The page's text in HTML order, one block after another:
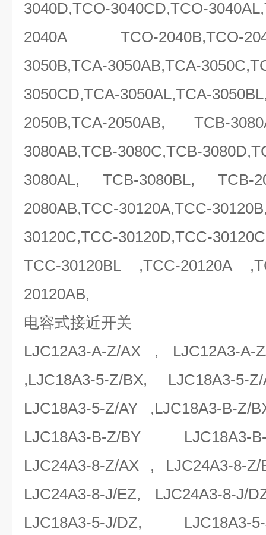
3040D,TCO-3040CD,TCO-
2040A TCO-2040B,TCO-
3050B,TCA-3050AB,TCA-
3050CD,TCA-3050AL,TCA-
2050B,TCA-2050AB, TCB-
3080AB,TCB-3080C,TCB-
3080AL, TCB-3080BL, TCB-
2080AB,TCC-30120A,TCC-
30120C,TCC-30120D,TCC-
TCC-30120BL ,TCC-20120A
20120AB,
电容式接近开关
LJC12A3-A-Z/AX , LJC12A3-A-
,LJC18A3-5-Z/BX, LJC18A3-5-
LJC18A3-5-Z/AY ,LJC18A3-B-Z/
LJC18A3-B-Z/BY LJC18A3-B-
LJC24A3-8-Z/AX , LJC24A3-8-
LJC24A3-8-J/EZ, LJC24A3-8-J/
LJC18A3-5-J/DZ, LJC18A3-